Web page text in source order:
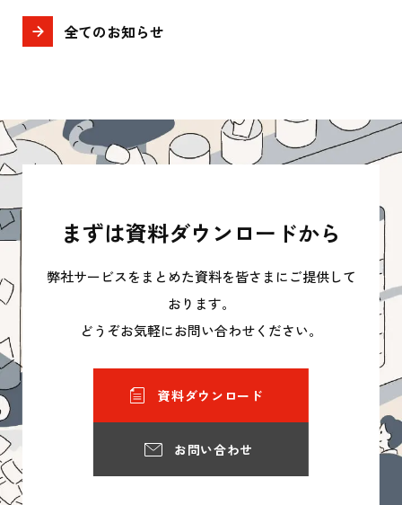
全てのお知らせ
まずは資料ダウンロードから
弊社サービスをまとめた資料を皆さまにご提供して
おります。
どうぞお気軽にお問い合わせください。
お問い合わせ
資料ダウンロード